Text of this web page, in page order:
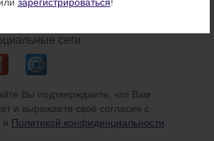
сети
Вы подтверждаете, что Вам
и выражаете своё согласие с
и Политикой конфиденциальности